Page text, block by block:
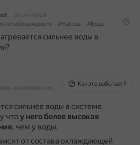
30 сентября
#Нагрев #Вода
сильнее воды в
На основе источников, возможны неточности
Как это работает?
сильнее воды в системе
чтоу него более высокая
, чем у воды.
от состава охлаждающей